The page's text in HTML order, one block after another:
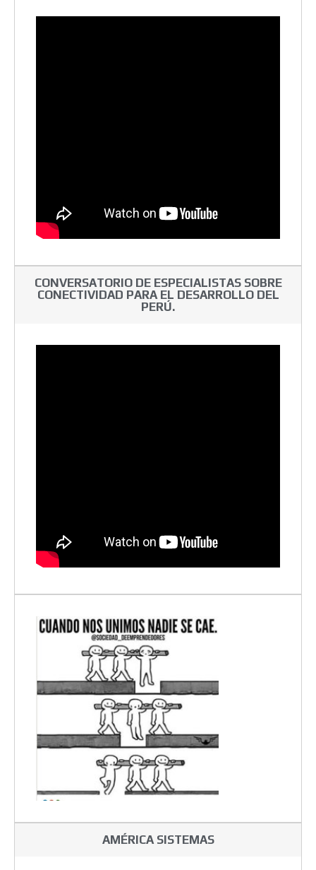
CONVERSATORIO DE ESPECIALISTAS SOBRE
CONECTIVIDAD PARA EL DESARROLLO DEL
PERÚ.
AMÉRICA SISTEMAS